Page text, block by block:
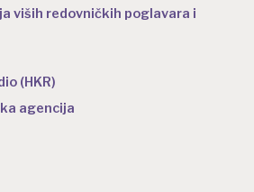
viših redovničkih poglavara i
(HKR)
agencija